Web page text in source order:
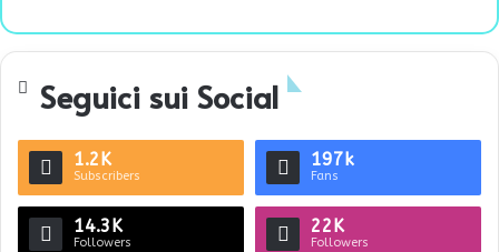
Seguici sui Social
1.2K
Subscribers
197k
Fans
14.3K
Followers
22K
Followers